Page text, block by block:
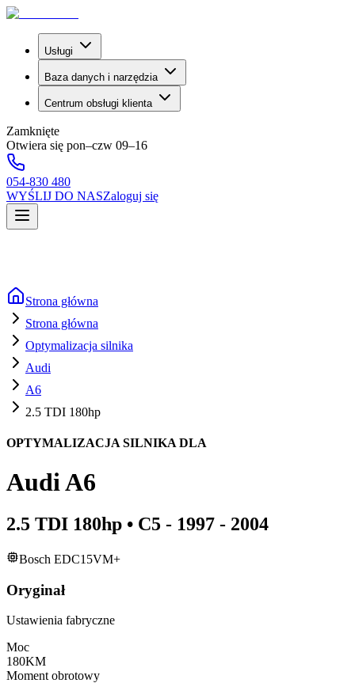
Usługi
Baza danych i narzędzia
Centrum obsługi klienta
Zamknięte
Otwiera się pon–czw 09–16
054-830 480
WYŚLIJ DO NASZaloguj się
Strona główna
Strona główna
Optymalizacja silnika
Audi
A6
2.5 TDI 180hp
OPTYMALIZACJA SILNIKA DLA
AudiA6
2.5 TDI 180hp • C5 - 1997 - 2004
Bosch EDC15VM+
Oryginał
Ustawienia fabryczne
Moc
180KM
Moment obrotowy